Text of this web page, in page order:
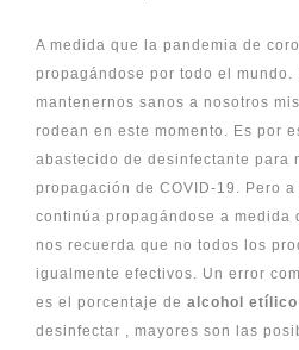
A medida que la pandemia de
propagándose por todo el mundo.
mantenernos sanos a nosotros
rodean en este momento. Es por
abastecido de desinfectante para
propagación de COVID-19. Pero
continúa propagándose a medida
nos recuerda que no todos los
igualmente efectivos. Un error
es el porcentaje de alcohol etílico
desinfectar , mayores son las